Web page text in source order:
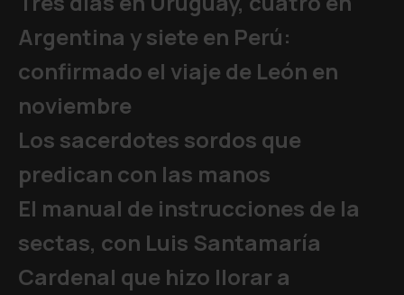
Argentina y siete en Perú:
confirmado el viaje de León en
noviembre
Los sacerdotes sordos que
predican con las manos
El manual de instrucciones de la
sectas, con Luis Santamaría
Cardenal que hizo llorar a